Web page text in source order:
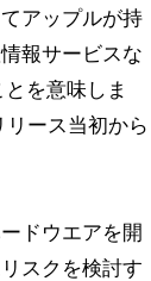
アップルが持
報サービスな
を意味しま
ース当初から
ドウエアを開
スクを検討す